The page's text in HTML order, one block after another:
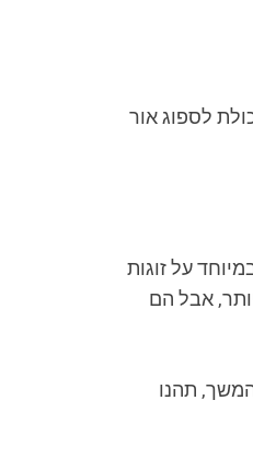
לספוג אור
על זוגות
אבל הם
תהנו